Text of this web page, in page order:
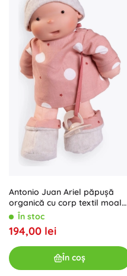
Antonio Juan Ariel păpușă
organică cu corp textil moale
26 cm
În stoc
194,00 lei
În coș